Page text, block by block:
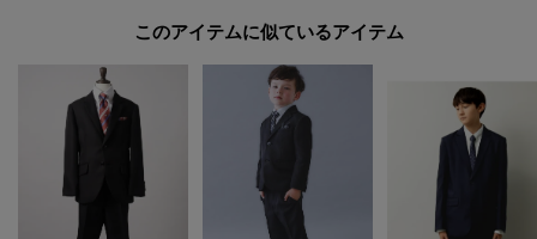
ーーーーーーーーーーーーーーーーーーーーーーーーーーーー
＜お気に入り登録とは？＞
オンラインサイトの各アイテムにある「ハートマーク」を
クリックして簡単に追加できます！
＜おすすめPOINT＞
このアイテムに似ているアイテム